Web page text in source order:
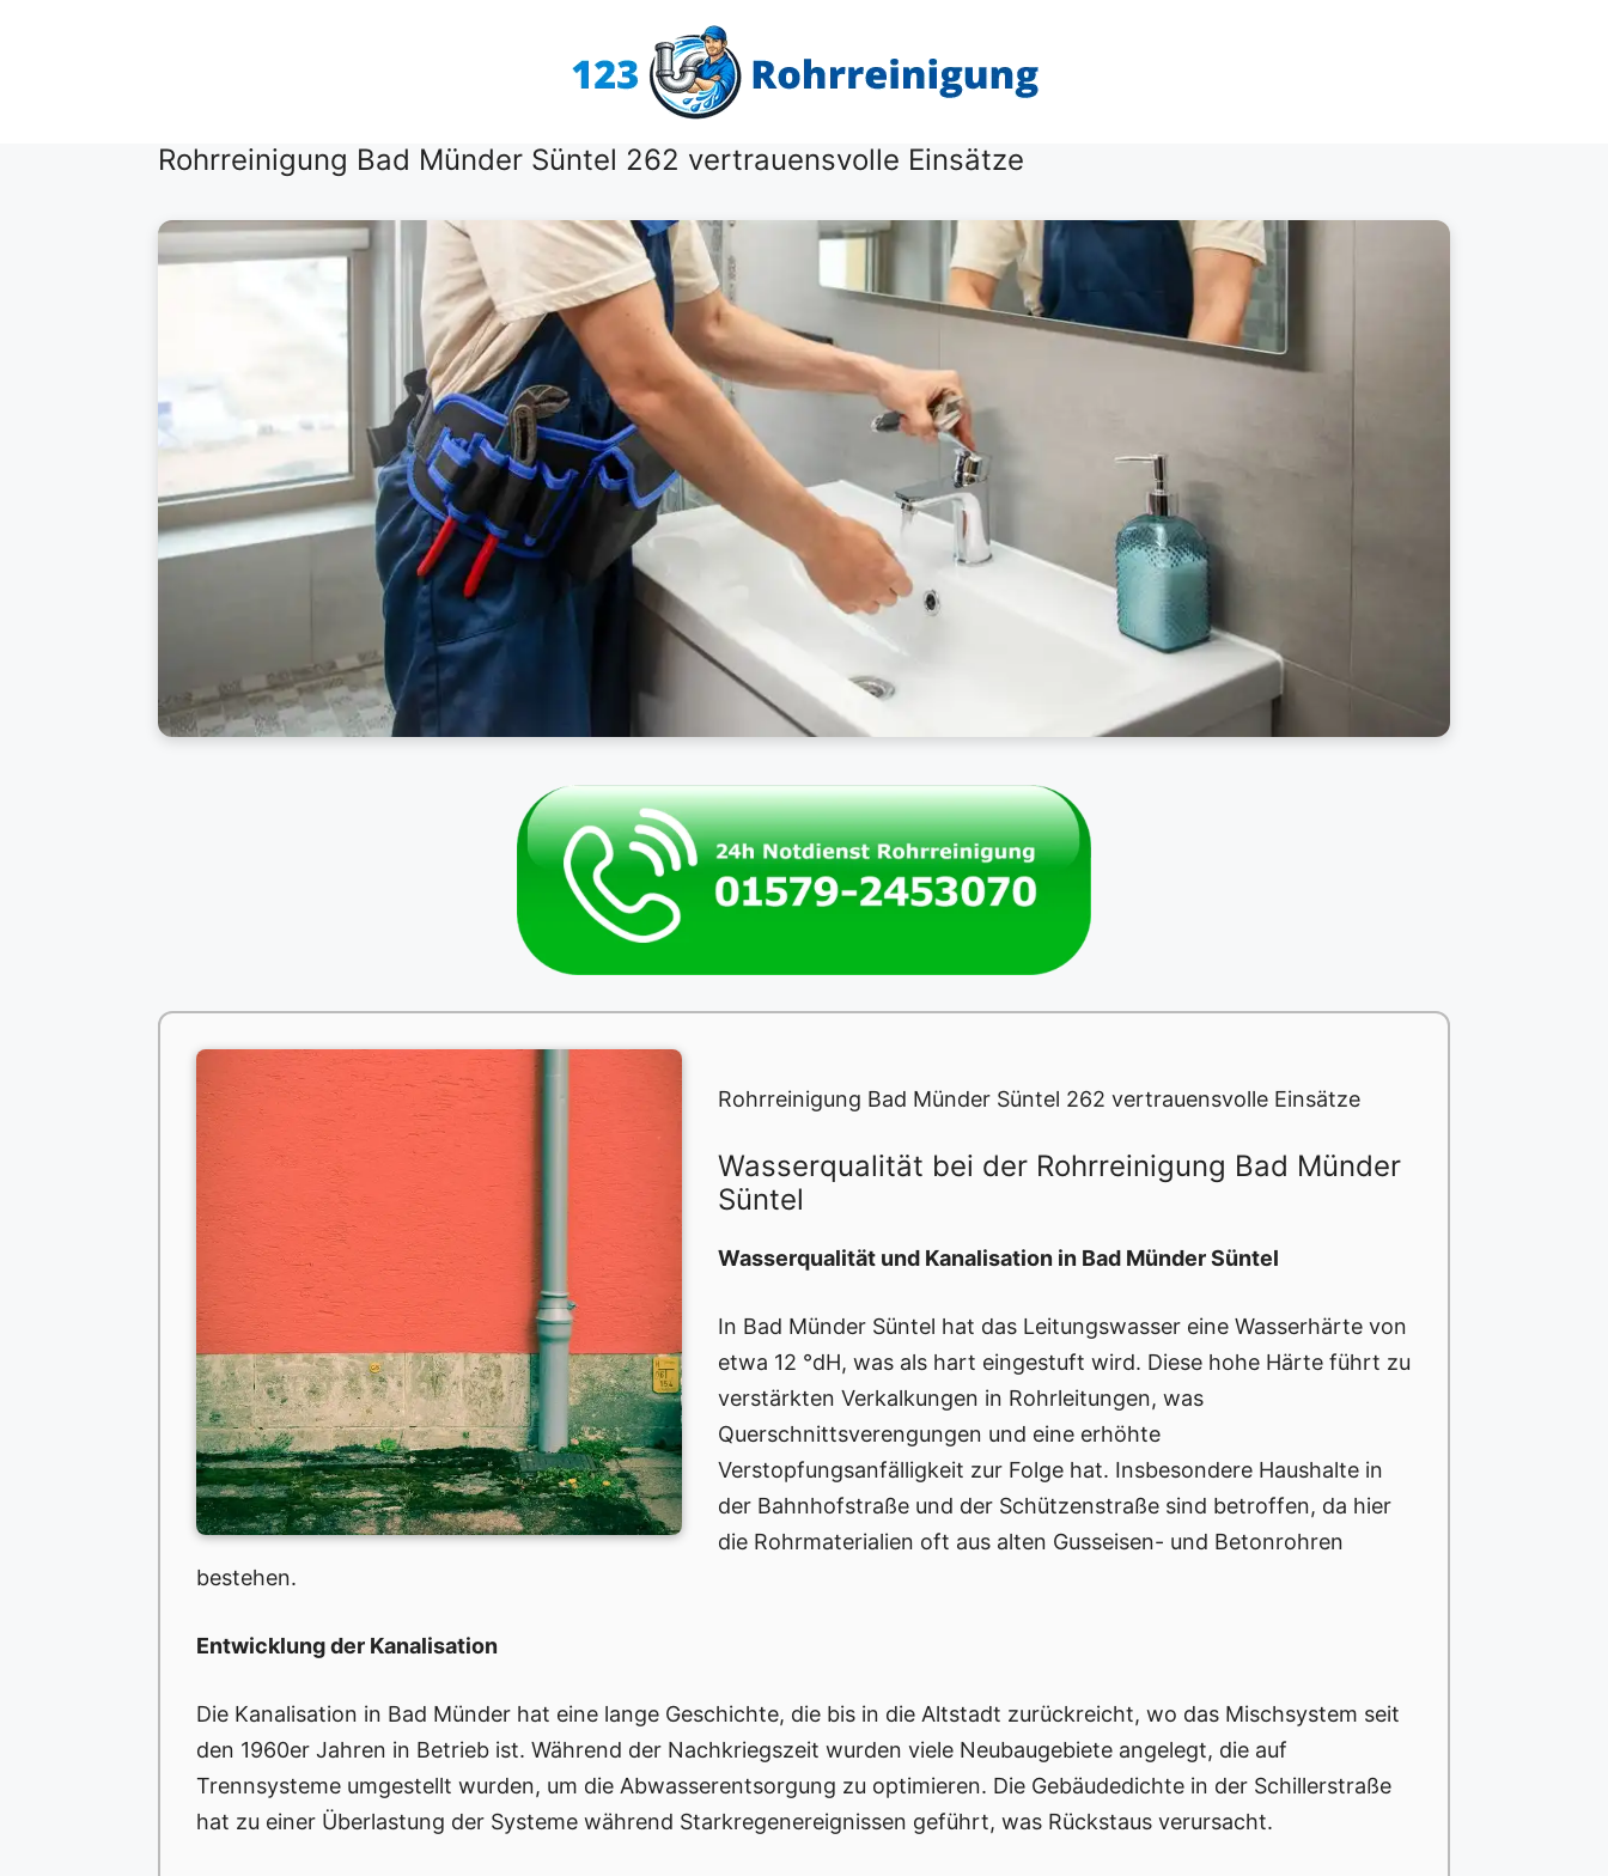
Rohrreinigung Bad Münder Süntel 262 vertrauensvolle Einsätze
Rohrreinigung Bad Münder Süntel 262 vertrauensvolle Einsätze
Wasserqualität bei der Rohrreinigung Bad Münder
Süntel
Wasserqualität und Kanalisation in Bad Münder Süntel
In Bad Münder Süntel hat das Leitungswasser eine Wasserhärte von
etwa 12 °dH, was als hart eingestuft wird. Diese hohe Härte führt zu
verstärkten Verkalkungen in Rohrleitungen, was
Querschnittsverengungen und eine erhöhte
Verstopfungsanfälligkeit zur Folge hat. Insbesondere Haushalte in
der Bahnhofstraße und der Schützenstraße sind betroffen, da hier
die Rohrmaterialien oft aus alten Gusseisen- und Betonrohren
bestehen.
Entwicklung der Kanalisation
Die Kanalisation in Bad Münder hat eine lange Geschichte, die bis in die Altstadt zurückreicht, wo das Mischsystem seit
den 1960er Jahren in Betrieb ist. Während der Nachkriegszeit wurden viele Neubaugebiete angelegt, die auf
Trennsysteme umgestellt wurden, um die Abwasserentsorgung zu optimieren. Die Gebäudedichte in der Schillerstraße
hat zu einer Überlastung der Systeme während Starkregenereignissen geführt, was Rückstaus verursacht.